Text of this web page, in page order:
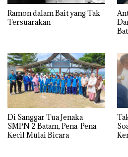
Ramon dalam Bait yang Tak
Tersuarakan
Di Sanggar Tua Jenaka
SMPN 2 Batam, Pena-Pena
Kecil Mulai Bicara